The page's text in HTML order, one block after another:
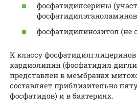
фосфатидилсерины
фосфатидилинозитол (не
К классу
кардиолипин (фосфатидил
представлен в мембранах
составляет приблизительно
фосфатидов) и в бактериях.